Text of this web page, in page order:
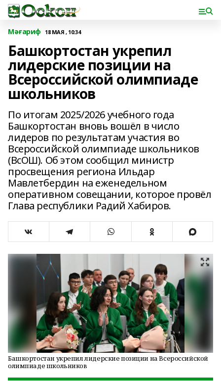
Мәғариф 18 МАЯ , 10:34
Башкортостан укрепил
лидерские позиции на
Всероссийской олимпиаде
школьников
По итогам 2025/2026 учебного года
Башкортостан вновь вошёл в число
лидеров по результатам участия во
Всероссийской олимпиаде школьников
(ВсОШ). Об этом сообщил министр
просвещения региона Ильдар
Мавлетбердин на еженедельном
оперативном совещании, которое провёл
Глава республики Радий Хабиров.
Башкортостан укрепил лидерские позиции на Всероссийской
олимпиаде школьников